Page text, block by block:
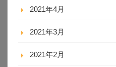
2021年4月
2021年3月
2021年2月